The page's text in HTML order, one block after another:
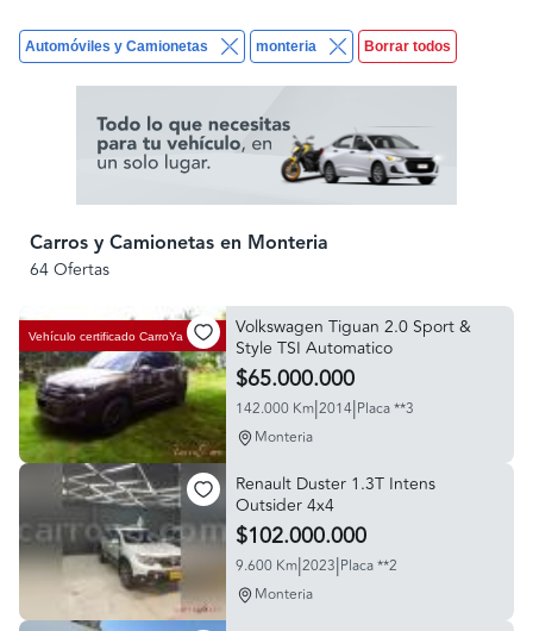
Automóviles y Camionetas monteria Borrar todos
Carros y Camionetas en Monteria
64 Ofertas
Vehículo certificado CarroYa
Volkswagen Tiguan 2.0 Sport &
Style TSI Automatico
$65.000.000
142.000 Km|2014|Placa **3
Monteria
Renault Duster 1.3T Intens
Outsider 4x4
$102.000.000
9.600 Km|2023|Placa **2
Monteria